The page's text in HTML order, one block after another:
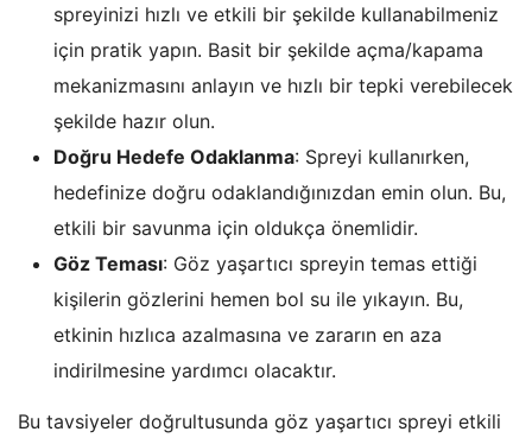
spreyinizi hızlı ve etkili bir şekilde kullanabilmeniz
için pratik yapın. Basit bir şekilde açma/kapama
mekanizmasını anlayın ve hızlı bir tepki verebilecek
şekilde hazır olun.
Doğru Hedefe Odaklanma: Spreyi kullanırken,
hedefinize doğru odaklandığınızdan emin olun. Bu,
etkili bir savunma için oldukça önemlidir.
Göz Teması: Göz yaşartıcı spreyin temas ettiği
kişilerin gözlerini hemen bol su ile yıkayın. Bu,
etkinin hızlıca azalmasına ve zararın en aza
indirilmesine yardımcı olacaktır.
Bu tavsiyeler doğrultusunda göz yaşartıcı spreyi etkili